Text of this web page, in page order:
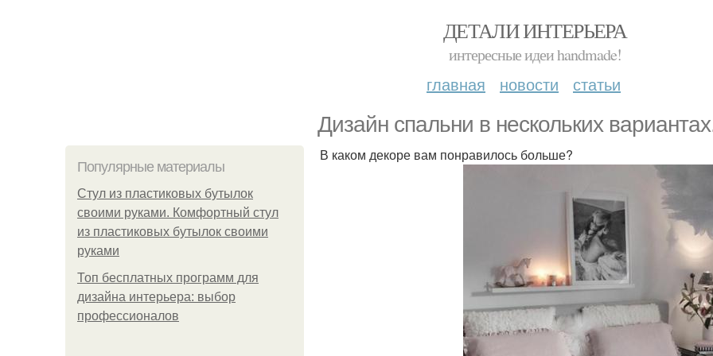
ДЕТАЛИ ИНТЕРЬЕРА
интересные идеи handmade!
главная новости статьи
Дизайн спальни в нескольких
Популярные материалы
Стул из пластиковых бутылок
своими руками. Комфортный стул
из пластиковых бутылок своими
руками
Топ бесплатных программ для
дизайна интерьера: выбор
профессионалов
В каком декоре вам понравилось больше?